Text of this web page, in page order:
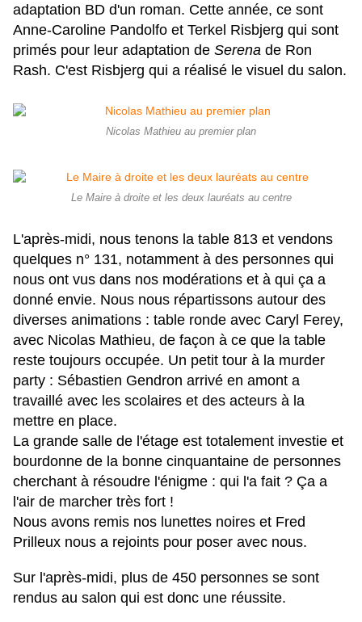
adaptation BD d'un roman. Cette année, ce sont
Anne-Caroline Pandolfo et Terkel Risbjerg qui sont
primés pour leur adaptation de Serena de Ron
Rash. C'est Risbjerg qui a réalisé le visuel du salon.
Nicolas Mathieu au premier plan
Le Maire à droite et les deux lauréats au centre
L'après-midi, nous tenons la table 813 et vendons
quelques n° 131, notamment à des personnes qui
nous ont vus dans nos modérations et à qui ça a
donné envie. Nous nous répartissons autour des
diverses animations : table ronde avec Caryl Ferey,
avec Nicolas Mathieu, de façon à ce que la table
reste toujours occupée. Un petit tour à la murder
party : Sébastien Gendron arrivé en amont a
travaillé avec les scolaires et des acteurs à la
mettre en place.
La grande salle de l'étage est totalement investie et
bourdonne de la bonne cinquantaine de personnes
cherchant à résoudre l'énigme : qui l'a fait ? Ça a
l'air de marcher très fort !
Nous avons remis nos lunettes noires et Fred
Prilleux nous a rejoints pour poser avec nous.
Sur l'après-midi, plus de 450 personnes se sont
rendus au salon qui est donc une réussite.